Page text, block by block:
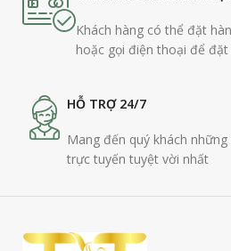
Khách hàng có thể đặt
hoặc gọi điện thoại để đặt
HỖ TRỢ 24/7
Mang đến quý khách
trực tuyến tuyệt vời nhất